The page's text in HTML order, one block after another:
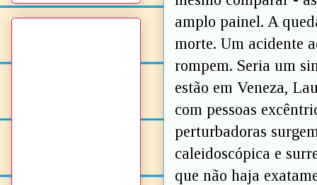
amplo painel. A
morte. Um acidente
rompem. Seria um
estão em Veneza,
com pessoas
perturbadoras
caleidoscópica e
que não haja